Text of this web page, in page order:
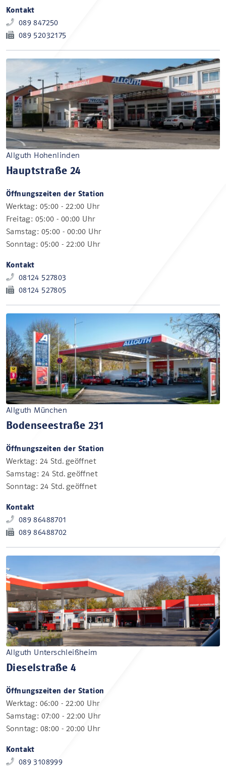
Kontakt
089 847250
089 52032175
Allguth Hohenlinden
Hauptstraße 24
Öffnungszeiten der Station
Werktag: 05:00 - 22:00 Uhr
Freitag: 05:00 - 00:00 Uhr
Samstag: 05:00 - 00:00 Uhr
Sonntag: 05:00 - 22:00 Uhr
Kontakt
08124 527803
08124 527805
Allguth München
Bodenseestraße 231
Öffnungszeiten der Station
Werktag: 24 Std. geöffnet
Samstag: 24 Std. geöffnet
Sonntag: 24 Std. geöffnet
Kontakt
089 86488701
089 86488702
Allguth Unterschleißheim
Dieselstraße 4
Öffnungszeiten der Station
Werktag: 06:00 - 22:00 Uhr
Samstag: 07:00 - 22:00 Uhr
Sonntag: 08:00 - 20:00 Uhr
Kontakt
089 3108999